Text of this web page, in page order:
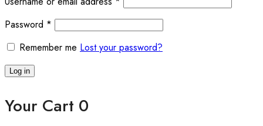
Password * Required
Remember me Lost your password?
Log in
Your Cart 0